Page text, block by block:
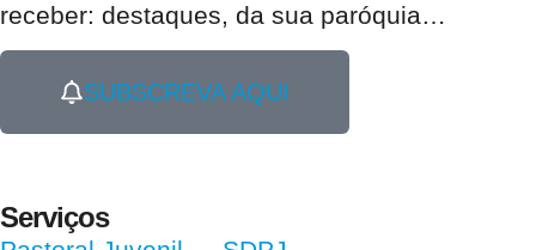
receber: destaques, da sua paróquia…
SUBSCREVA AQUI
Serviços